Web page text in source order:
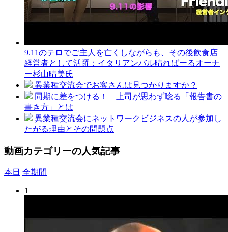
9.11のテロでご主人を亡くしながらも、その後飲食店
経営者として活躍：イタリアンバル晴ればーるオーナ
ー杉山晴美氏
異業種交流会でお客さんは見つかりますか？
同期に差をつける！ 上司が思わず唸る「報告書の
書き方」とは
異業種交流会にネットワークビジネスの人が参加し
たがる理由とその問題点
動画カテゴリーの人気記事
本日 全期間
1